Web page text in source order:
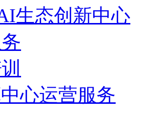
生态创新中心
心运营服务